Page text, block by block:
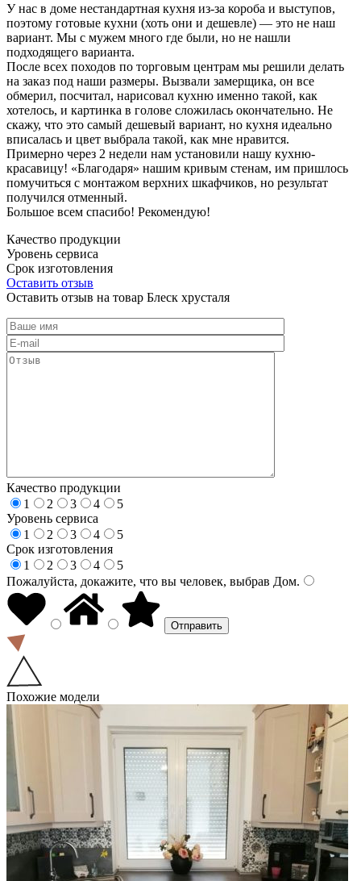
У нас в доме нестандартная кухня из-за короба и выступов,
поэтому готовые кухни (хоть они и дешевле) — это не наш
вариант. Мы с мужем много где были, но не нашли
подходящего варианта.
После всех походов по торговым центрам мы решили делать
на заказ под наши размеры. Вызвали замерщика, он все
обмерил, посчитал, нарисовал кухню именно такой, как
хотелось, и картинка в голове сложилась окончательно. Не
скажу, что это самый дешевый вариант, но кухня идеально
вписалась и цвет выбрала такой, как мне нравится.
Примерно через 2 недели нам установили нашу кухню-
красавицу! «Благодаря» нашим кривым стенам, им пришлось
помучиться с монтажом верхних шкафчиков, но результат
получился отменный.
Большое всем спасибо! Рекомендую!
Качество продукции
Уровень сервиса
Срок изготовления
Оставить отзыв
Оставить отзыв на товар Блеск хрусталя
Качество продукции
1
2 3 4
5
Уровень сервиса
1
2 3 4
5
Срок изготовления
1
2 3 4
5
Пожалуйста, докажите, что вы человек, выбрав Дом.
Похожие модели